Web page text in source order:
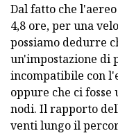
Dal fatto che
4,8 ore, per una
possiamo dedurre
un'impostazione di
incompatibile con
oppure che ci
nodi. Il rapporto
venti lungo il